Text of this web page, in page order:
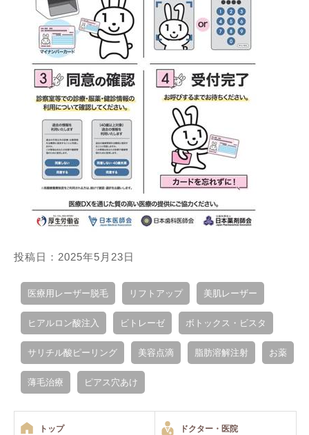
投稿日：2025年5月23日
医療用レーザー脱毛 リフトアップ 美肌レーザー
ヒアルロン酸注入 ビトレーゼ ボトックス・ビスタ
サリチル酸ピーリング 美容点滴 脂肪溶解注射 お薬
薄毛治療 ピアス穴あけ
トップ ドクター・医院